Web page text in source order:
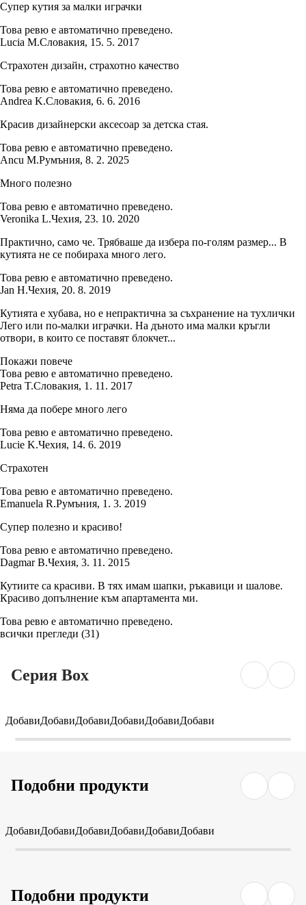
Супер кутия за малки играчки
Това ревю е автоматично преведено.
Lucia M.Словакия, 15. 5. 2017
Страхотен дизайн, страхотно качество
Това ревю е автоматично преведено.
Andrea K.Словакия, 6. 6. 2016
Красив дизайнерски аксесоар за детска стая.
Това ревю е автоматично преведено.
Ancu M.Румъния, 8. 2. 2025
Много полезно
Това ревю е автоматично преведено.
Veronika L.Чехия, 23. 10. 2020
Практично, само че. Трябваше да избера по-голям размер... В
кутията не се побираха много лего.
Това ревю е автоматично преведено.
Jan H.Чехия, 20. 8. 2019
Кутията е хубава, но е непрактична за съхранение на тухлички
Лего или по-малки играчки. На дъното има малки кръгли
отвори, в които се поставят блокчет...
Покажи повече
Това ревю е автоматично преведено.
Petra T.Словакия, 1. 11. 2017
Няма да побере много лего
Това ревю е автоматично преведено.
Lucie K.Чехия, 14. 6. 2019
Страхотен
Това ревю е автоматично преведено.
Emanuela R.Румъния, 1. 3. 2019
Супер полезно и красиво!
Това ревю е автоматично преведено.
Dagmar B.Чехия, 3. 11. 2015
Кутиите са красиви. В тях имам шапки, ръкавици и шалове.
Красиво допълнение към апартамента ми.
Това ревю е автоматично преведено.
всички прегледи (31)
Серия Box
ДобавиДобавиДобавиДобавиДобавиДобави
Подобни продукти
ДобавиДобавиДобавиДобавиДобавиДобави
Подобни продукти